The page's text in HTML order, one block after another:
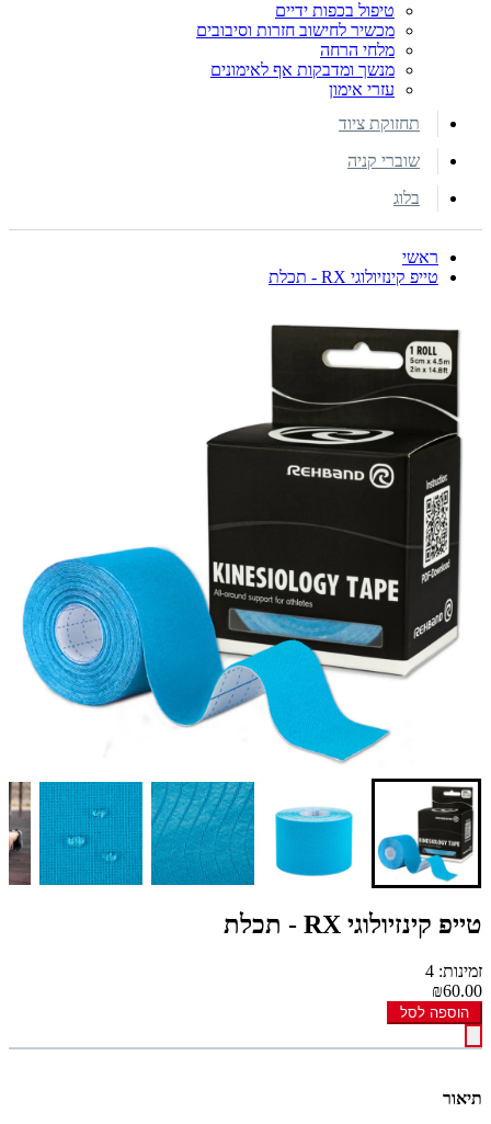
טיפול בכפות ידיים
מכשיר לחישוב חזרות וסיבובים
מלחי הרחה
מנשך ומדבקות אף לאימונים
עזרי אימון
תחזוקת ציוד
שוברי קניה
בלוג
ראשי
טייפ קינזיולוגי RX - תכלת
טייפ קינזיולוגי RX - תכלת
זמינות: 4
₪60.00
הוספה לסל
תיאור